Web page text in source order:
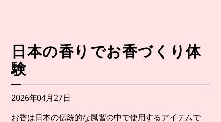
日本の香りでお香づくり体
験
2026年04月27日
お香は日本の伝統的な風習の中で使用するアイテムで